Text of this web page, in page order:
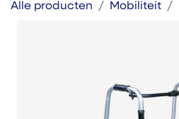
Alle producten Mobiliteit